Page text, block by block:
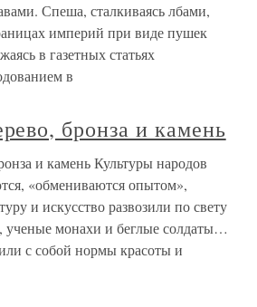
Спеша, сталкиваясь лбами,
империй при виде пушек
в газетных статьях
в
бронза и камень
и камень Культуры народов
«обмениваются опытом»,
и искусство развозили по свету
монахи и беглые солдаты…
с собой нормы красоты и